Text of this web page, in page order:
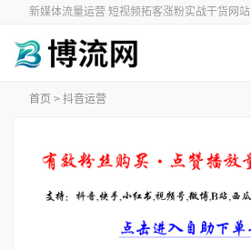
新媒体流量运营 短视频拓客涨粉实战干货网站
首页 > 抖音运营